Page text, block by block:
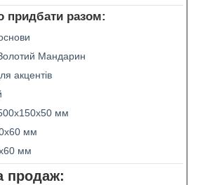
придбати разом:
Мандарин
акцентів
мм
мм
мм
продаж: